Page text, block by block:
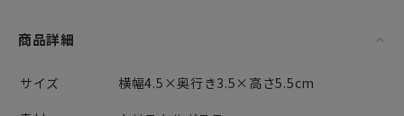
商品詳細
サイズ
横幅4.5×奥行き3.5×高さ5.5cm